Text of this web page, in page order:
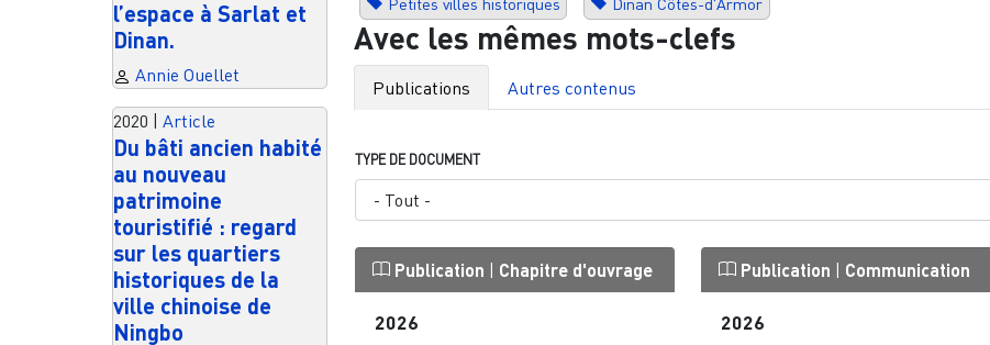
l’espace à Sarlat et
Dinan.
Annie Ouellet
2020 Article
Du bâti ancien habité
au nouveau
patrimoine
touristifié : regard
sur les quartiers
historiques de la
ville chinoise de
Ningbo
Avec les mêmes mots-clefs
Publications Autres contenus
TYPE DE DOCUMENT
Publication | Chapitre d'ouvrage
2026
Publication | Communication
2026